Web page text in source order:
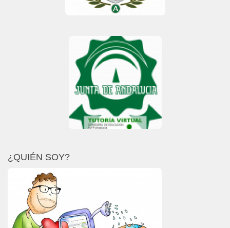
¿QUIÉN SOY?